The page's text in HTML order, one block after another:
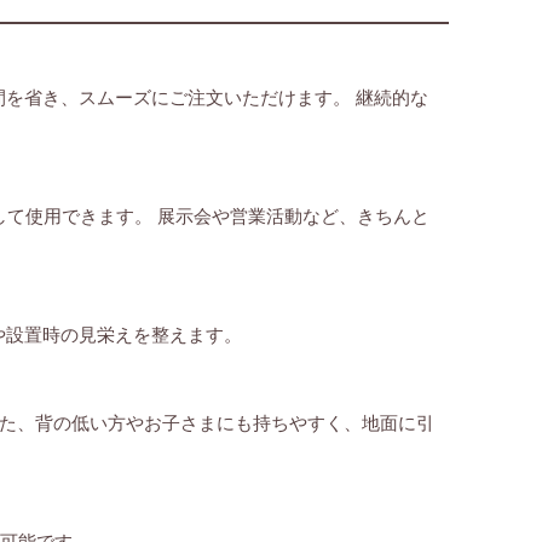
省き、スムーズにご注文いただけます。 継続的な
使用できます。 展示会や営業活動など、きちんと
置時の見栄えを整えます。
、背の低い方やお子さまにも持ちやすく、地面に引